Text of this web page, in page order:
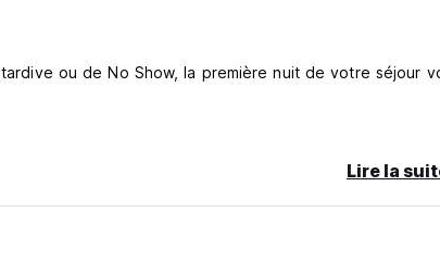
ou de No Show, la première nuit de votre séjour
Lire la